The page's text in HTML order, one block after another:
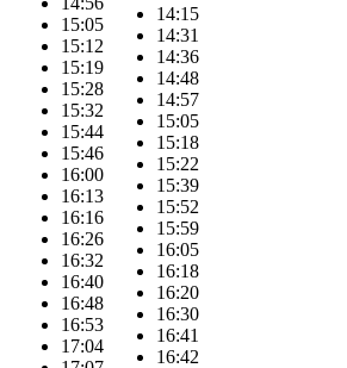
15:05
15:12
15:19
15:28
15:32
15:44
15:46
16:00
16:13
16:16
16:26
16:32
16:40
16:48
16:53
17:04
14:15
14:31
14:36
14:48
14:57
15:05
15:18
15:22
15:39
15:52
15:59
16:05
16:18
16:20
16:30
16:41
16:42